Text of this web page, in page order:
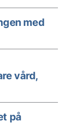
med
vård,
på